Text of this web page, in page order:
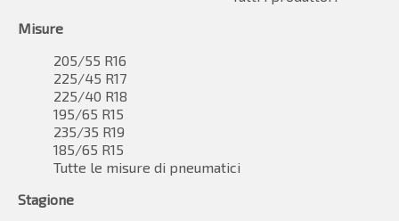
Misure
205/55 R16
225/45 R17
225/40 R18
195/65 R15
235/35 R19
185/65 R15
Tutte le misure di pneumatici
Stagione